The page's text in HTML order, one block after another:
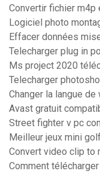
Convertir fichier m4p
Logiciel photo
Effacer données
Telecharger plug in
Ms project 2020
Telecharger
Changer la langue
Avast gratuit
Street fighter v pc
Meilleur jeux mini
Convert video clip to
Comment